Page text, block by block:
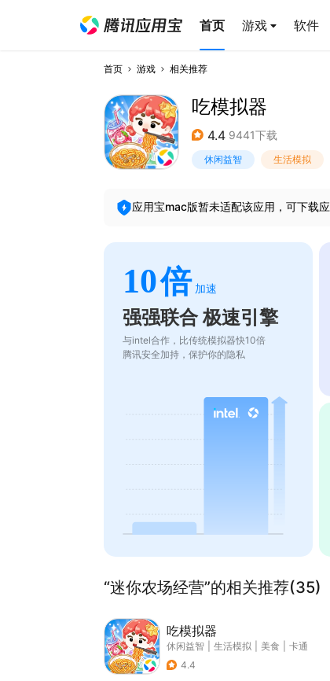
首页 游戏 软件
首页 游戏 相关推荐
吃模拟器
4.4 9441下载
休闲益智 生活模拟
应用宝mac版暂未适配该应用，可下载
10倍 加速
强强联合 极速引擎
与intel合作，比传统模拟器快10倍
腾讯安全加持，保护你的隐私
“迷你农场经营”的相关推荐(35)
吃模拟器
休闲益智 生活模拟 美食
卡通
4.4